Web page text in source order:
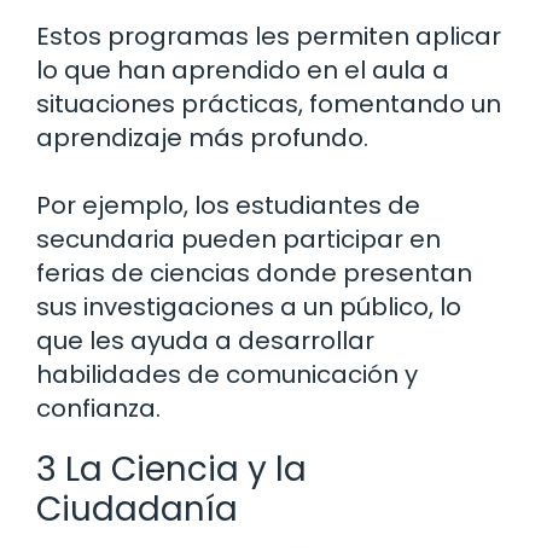
Estos programas les permiten aplicar
lo que han aprendido en el aula a
situaciones prácticas, fomentando un
aprendizaje más profundo.
Por ejemplo, los estudiantes de
secundaria pueden participar en
ferias de ciencias donde presentan
sus investigaciones a un público, lo
que les ayuda a desarrollar
habilidades de comunicación y
confianza.
3 La Ciencia y la
Ciudadanía